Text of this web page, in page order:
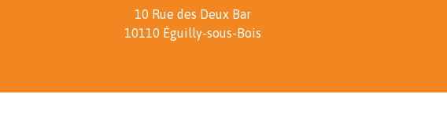
10 Rue des Deux Bar
10110 Éguilly-sous-Bois